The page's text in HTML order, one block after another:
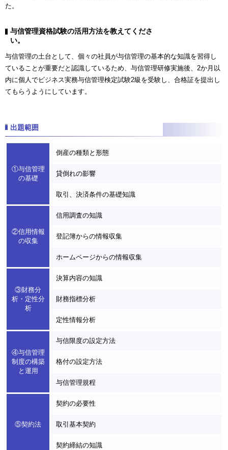
た。
与信管理資格試験の活用方法を教えてくださ
い。
与信管理の土台として、個々の社員が与信管理の基本的な知識を習得し
ていることが重要だと認識しているため、与信管理研修実施後、2か月以
内に個人でビジネス実務与信管理検定試験2級を受験し、合格証を提出し
てもらうようにしています。
出題範囲
①与信管理
の基礎
倒産の種類と形態
貸倒れの影響
取引、決済条件の基礎知識
②信用情報
の収集
信用調査の知識
登記簿からの情報収集
ホームページからの情報収集
③財務分
析・定性分
析
決算内容の知識
財務指標分析
定性情報分析
④与信管理
制度の構築
と運用
与信限度の設定方法
格付の設定方法
与信管理規程
⑤契約法
契約の必要性
取引基本契約
契約締結の知識